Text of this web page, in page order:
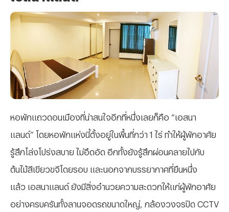
หอพักแถวดอนเมืองที่น่าสนใจอีกที่หนึ่งเลยก็คือ “เอสนา
แลนด์” โดยหอพักแห่งนี้ตั้งอยู่ในพื้นที่กว่า 1 ไร่ ทำให้ผู้พักอาศัย
รู้สึกโล่งโปร่งสบาย ไม่อึดอัด อีกทั้งยังรู้สึกผ่อนคลายไปกับ
ต้นไม้สีเขียวขจีโดยรอบ และนอกจากบรรยากาศที่ยืนหนึ่ง
แล้ว เอสนาแลนด์ ยังมีสิ่งอำนวยความสะดวกให้แก่ผู้พักอาศัย
อย่างครบครันทั้งลานจอดรถขนาดใหญ่, กล้องวงจรปิด CCTV